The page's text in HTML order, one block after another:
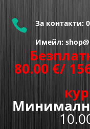
 За контакти:
Имейл:
80.00 €/